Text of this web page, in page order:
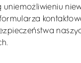
uniemożliwieniu